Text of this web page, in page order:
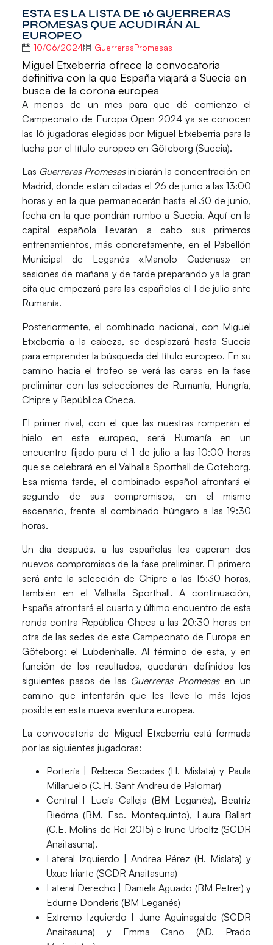
ESTA ES LA LISTA DE 16 GUERRERAS
PROMESAS QUE ACUDIRÁN AL
EUROPEO
10/06/2024 GuerrerasPromesas
Miguel Etxeberria ofrece la convocatoria
definitiva con la que España viajará a Suecia en
busca de la corona europea
A menos de un mes para que dé comienzo el
Campeonato de Europa Open 2024ya se conocen
las 16 jugadoras elegidas por Miguel Etxeberria para la
lucha por el título europeo en Göteborg (Suecia).
Las Guerreras Promesasiniciarán la concentración en
Madrid, donde estáncitadas el 26 de junio a las 13:00
horas y en la que permanecerán hasta el 30 de junio,
fecha en la que pondrán rumbo a Suecia. Aquí en la
capital española llevarán a cabo sus primeros
entrenamientos, más concretamente, en el Pabellón
Municipal de Leganés «Manolo Cadenas» en
sesiones de mañana y de tarde preparando ya la gran
cita que empezará para las españolas el 1 de julio ante
Rumanía.
Posteriormente, el combinado nacional, con Miguel
Etxeberria a la cabeza, se desplazará hasta Suecia
para emprender la búsqueda del título europeo. En su
camino hacia el trofeo se verá las caras en la fase
preliminarcon las selecciones de Rumanía, Hungría,
Chipre y República Checa.
El primer rival, con el que las nuestras romperán el
hielo en este europeo, será Rumanía en un
encuentro fijado para el 1 de julio a las 10:00 horas
que se celebrará en el Valhalla Sporthall de Göteborg.
Esa misma tarde, el combinado español afrontará el
segundo de sus compromisos, en el mismo
escenario, frente al combinado húngaro a las 19:30
horas.
Un día después, a las españolas les esperan dos
nuevos compromisos de la fase preliminar. El primero
será ante la selección de Chipre a las 16:30 horas,
también en el Valhalla Sporthall. A continuación,
España afrontará el cuarto y último encuentro de esta
ronda contra República Checa a las 20:30 horas en
otra de las sedes de este Campeonato de Europa en
Göteborg: el Lubdenhalle. Al término de esta, y en
función de los resultados, quedarán definidos los
siguientes pasos de las Guerreras Promesas en un
camino que intentarán que les lleve lo más lejos
posible en esta nueva aventura europea.
La convocatoria de Miguel Etxeberria está formada
por las siguientes jugadoras:
Portería | Rebeca Secades (H. Mislata) y Paula
Millaruelo (C. H. Sant Andreu de Palomar)
Central | Lucía Calleja (BM Leganés), Beatriz
Biedma (BM. Esc. Montequinto), Laura Ballart
(C.E. Molins de Rei 2015) e Irune Urbeltz (SCDR
Anaitasuna).
Lateral Izquierdo |
Andrea Pérez (H. Mislata) y
Uxue Iriarte (SCDR Anaitasuna)
Lateral Derecho |
Daniela Aguado (BM Petrer) y
Edurne Donderis (BM Leganés)
Extremo Izquierdo |
June Aguinagalde (SCDR
Anaitasuna) y Emma Cano (AD. Prado